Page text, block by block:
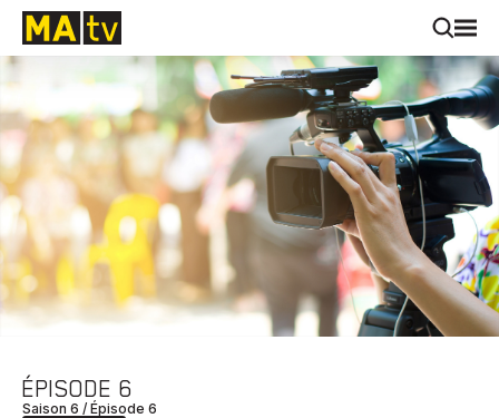
ÉPISODE 6
Saison 6 / Épisode 6